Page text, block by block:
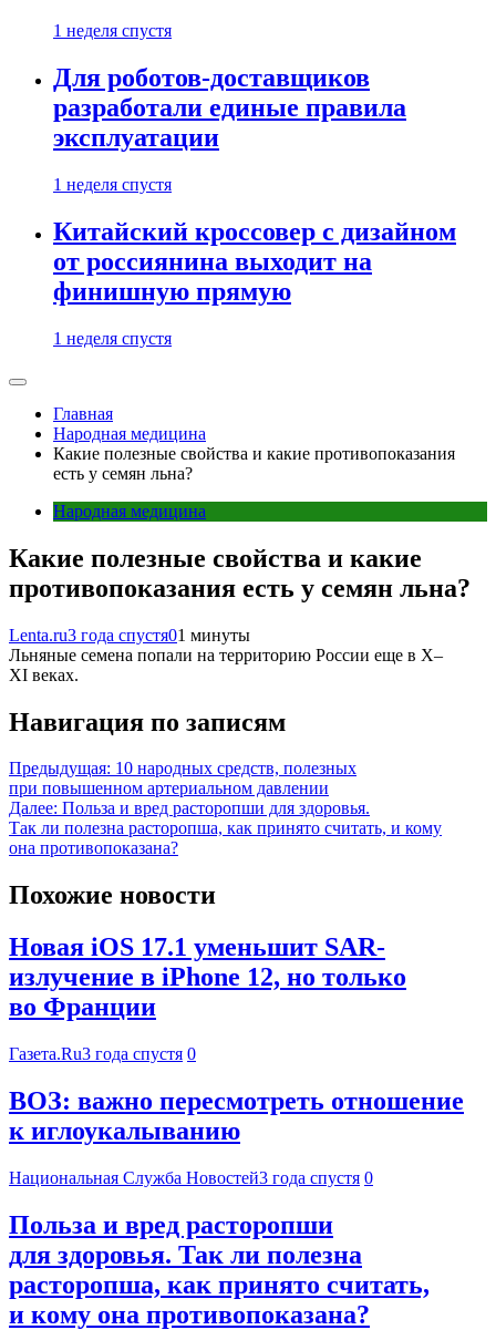
1 неделя спустя
Для роботов-доставщиков
разработали единые правила
эксплуатации
1 неделя спустя
Китайский кроссовер с дизайном
от россиянина выходит на
финишную прямую
1 неделя спустя
Главная
Народная медицина
Какие полезные свойства и какие противопоказания
есть у семян льна?
Народная медицина
Какие полезные свойства и какие
противопоказания есть у семян льна?
Lenta.ru3 года спустя01 минуты
Льняные семена попали на территорию России еще в X–
XI веках.
Навигация по записям
Предыдущая: 10 народных средств, полезных
при повышенном артериальном давлении
Далее: Польза и вред расторопши для здоровья.
Так ли полезна расторопша, как принято считать, и кому
она противопоказана?
Похожие новости
Новая iOS 17.1 уменьшит SAR-
излучение в iPhone 12, но только
во Франции
Газета.Ru3 года спустя 0
ВОЗ: важно пересмотреть отношение
к иглоукалыванию
Национальная Служба Новостей3 года спустя 0
Польза и вред расторопши
для здоровья. Так ли полезна
расторопша, как принято считать,
и кому она противопоказана?